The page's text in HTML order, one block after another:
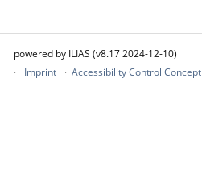
powered by ILIAS (v8.17 2024-12-10)
Imprint
Accessibility Control Concept